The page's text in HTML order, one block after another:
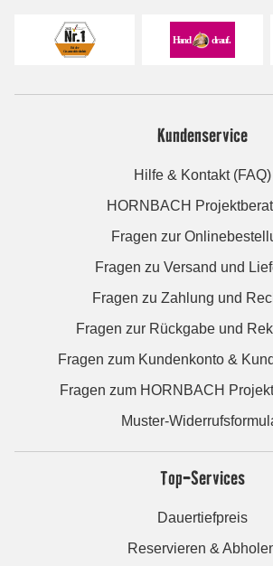
Kundenservice
Hilfe & Kontakt (FAQ)
HORNBACH
Fragen zur
Fragen zu Versand und
Fragen zu Zahlung und
Fragen zur Rückgabe und
Fragen zum Kundenkonto &
Fragen zum HORNBACH
Muster-
Top-Services
Dauertiefpreis
Reservieren &